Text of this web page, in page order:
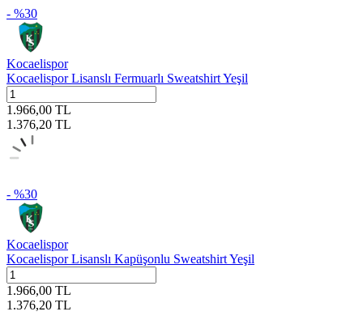
- %30
Kocaelispor
Kocaelispor Lisanslı Fermuarlı Sweatshirt Yeşil
1.966,00 TL
1.376,20 TL
- %30
Kocaelispor
Kocaelispor Lisanslı Kapüşonlu Sweatshirt Yeşil
1.966,00 TL
1.376,20 TL